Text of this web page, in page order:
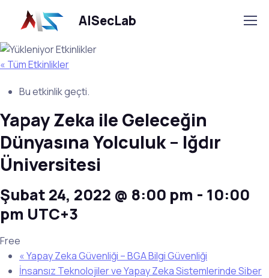
AISecLab
« Tüm Etkinlikler
Bu etkinlik geçti.
Yapay Zeka ile Geleceğin
Dünyasına Yolculuk – Iğdır
Üniversitesi
Şubat 24, 2022 @ 8:00 pm - 10:00
pm UTC+3
Free
«Yapay Zeka Güvenliği – BGA Bilgi Güvenliği
İnsansız Teknolojiler ve Yapay Zeka Sistemlerinde Siber